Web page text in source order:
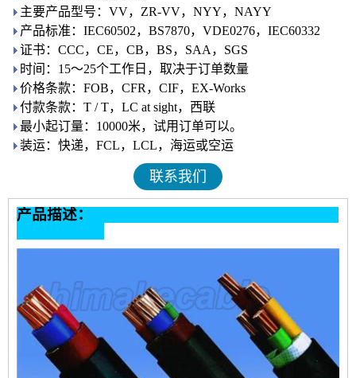
主要产品型号：VV，ZR-VV，NYY，NAYY
产品标准：IEC60502，BS7870，VDE0276，IEC60332
证书：CCC，CE，CB，BS，SAA，SGS
时间：15〜25个工作日，取决于订单数量
价格条款：FOB，CFR，CIF，EX-Works
付款条款：T / T，LC at sight，西联
最小起订量：10000米，试用订单可以。
装运：快递，FCL，LCL，海运或空运
联系我们
产品描述：